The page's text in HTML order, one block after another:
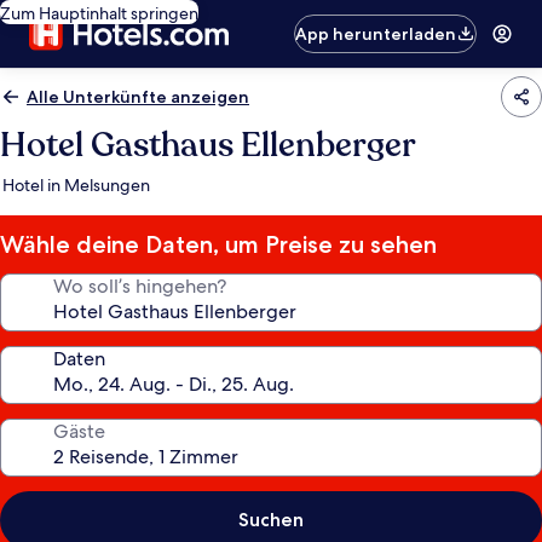
Zum Hauptinhalt springen
App herunterladen
Alle Unterkünfte anzeigen
Hotel Gasthaus Ellenberger
Hotel in Melsungen
Wähle deine Daten, um Preise zu sehen
Wo soll’s hingehen?
Daten
Gäste
Suchen